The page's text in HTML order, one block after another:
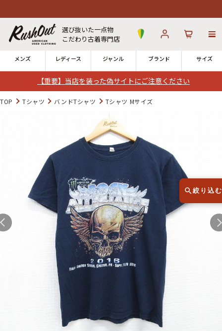
【重要】当店を装った偽サイトにご注意ください
選び抜いた一点物
こだわり古着専門店
メンズ レディース ジャンル ブランド サイズ
ログイン
全国7店舗・公式通販の比較
発送について 12時までのご注文で当日出荷！
※対応不可：日祝、長期休暇、セール
Search by Hotword今週のHOTワード（7/29〜8/4）
Tシャツ USA製 2 映画 3 ミリタリー 4
ラルフローレン
Search by Brandブランドから探す
TOP Tシャツ バンドTシャツ Tシャツ Mサイズ
絞り込む